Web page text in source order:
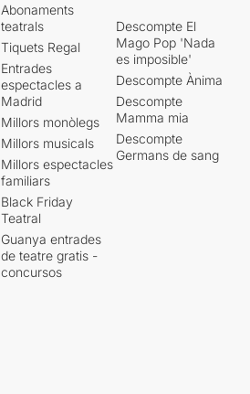
Abonaments
teatrals
Tiquets Regal
Entrades
espectacles a
Madrid
Millors monòlegs
Millors musicals
Millors espectacles
familiars
Black Friday
Teatral
Guanya entrades
de teatre gratis -
concursos
Descompte El
Mago Pop 'Nada
es imposible'
Descompte Ànima
Descompte
Mamma mia
Descompte
Germans de sang